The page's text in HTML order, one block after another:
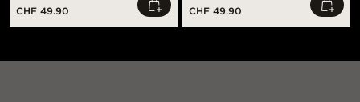
CHF 49.90
CHF 49.90